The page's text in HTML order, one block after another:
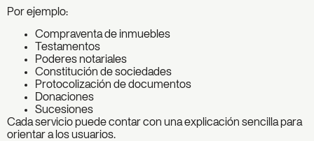
Por ejemplo:
Compraventa de inmuebles
Testamentos
Poderes notariales
Constitución de sociedades
Protocolización de documentos
Donaciones
Sucesiones
Cada servicio puede contar con una explicación sencilla para
orientar a los usuarios.